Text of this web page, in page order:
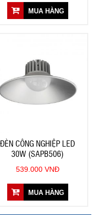
MUA HÀNG
ĐÈN CÔNG NGHIỆP LED
30W (SAPB506)
539.000 VNĐ
MUA HÀNG